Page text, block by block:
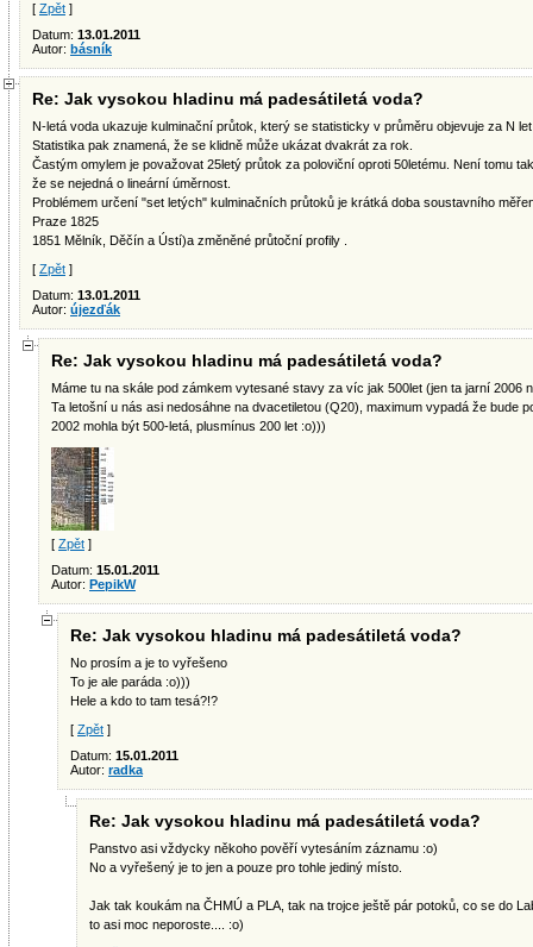
[ Zpět ]
Datum: 13.01.2011
Autor: básník
Re: Jak vysokou hladinu má padesátiletá voda?
N-letá voda ukazuje kulminační průtok, který se statisticky v průměru objevuje za N
Statistika pak znamená, že se klidně může ukázat dvakrát za rok.
Častým omylem je považovat 25letý průtok za poloviční oproti 50letému. Není tomu
že se nejedná o lineární úměrnost.
Problémem určení "set letých" kulminačních průtoků je krátká doba soustavního
Praze 1825
1851 Mělník, Děčín a Ústí)a změněné průtoční profily .
[ Zpět ]
Datum: 13.01.2011
Autor: újezďák
Re: Jak vysokou hladinu má padesátiletá voda?
Máme tu na skále pod zámkem vytesané stavy za víc jak 500let (jen ta jarní 2006
Ta letošní u nás asi nedosáhne na dvacetiletou (Q20), maximum vypadá že bude
2002 mohla být 500-letá, plusmínus 200 let :o)))
[ Zpět ]
Datum: 15.01.2011
Autor: PepikW
Re: Jak vysokou hladinu má padesátiletá voda?
No prosím a je to vyřešeno
To je ale paráda :o)))
Hele a kdo to tam tesá?!?
[ Zpět ]
Datum: 15.01.2011
Autor: radka
Re: Jak vysokou hladinu má padesátiletá voda?
Panstvo asi vždycky někoho pověří vytesáním záznamu :o)
No a vyřešený je to jen a pouze pro tohle jediný místo.
Jak tak koukám na ČHMÚ a PLA, tak na trojce ještě pár potoků, co se do
to asi moc neporoste.... :o)